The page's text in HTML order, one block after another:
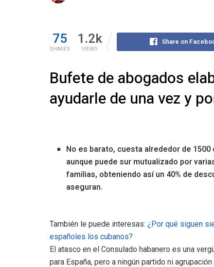
75
SHARES
1.2k
VIEWS
Share on
Bufete de abogados
ayudarle de una vez y
No es barato, cuesta alrededor de 1500
aunque puede sur mutualizado por
familias, obteniendo así un 40% de
aseguran.
También le puede interesas: ¿Por qué siguen
españoles los cubanos?
El atasco en el Consulado habanero es una
para España, pero a ningún partido ni